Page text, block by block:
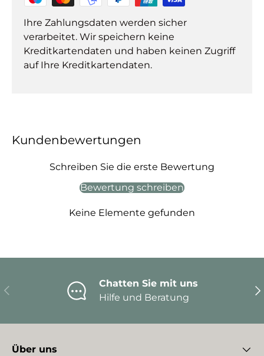
Ihre Zahlungsdaten werden sicher
verarbeitet. Wir speichern keine
Kreditkartendaten und haben keinen Zugriff
auf Ihre Kreditkartendaten.
Kundenbewertungen
Schreiben Sie die erste Bewertung
Bewertung schreiben
Keine Elemente gefunden
Vorherige
Chatten Sie mit uns
Hilfe und Beratung
Über uns